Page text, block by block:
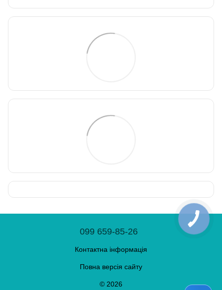
099 659-85-26
Контактна інформація
Повна версія сайту
© 2026